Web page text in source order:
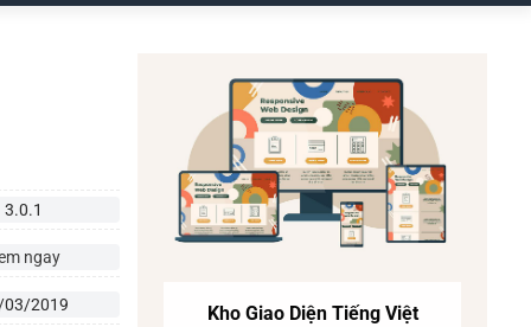
3.0.1
ngay
03/2019 Kho Giao Diện Tiếng Việt